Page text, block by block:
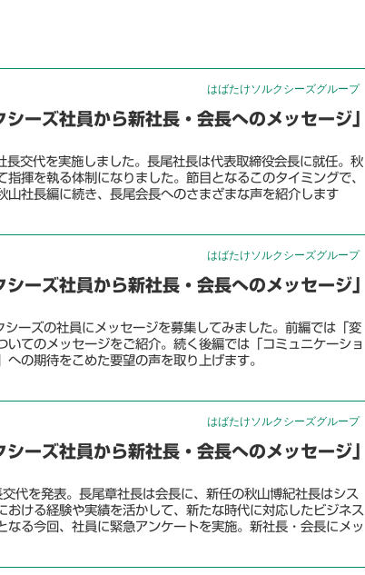
はばたけソルクシーズグループ
ーズ社員から新社長・会長へのメッセージ」
交代を実施しました。長尾社長は代表取締役会長に就任。秋
揮を執る体制になりました。節目となるこのタイミングで、
山社長編に続き、長尾会長へのさまざまな声を紹介します
はばたけソルクシーズグループ
ーズ社員から新社長・会長へのメッセージ」
ーズの社員にメッセージを募集してみました。前編では「変
いてのメッセージをご紹介。続く後編では「コミュニケーショ
の期待をこめた要望の声を取り上げます。
はばたけソルクシーズグループ
ーズ社員から新社長・会長へのメッセージ」
代を発表。長尾章社長は会長に、新任の秋山博紀社長はシス
おける経験や実績を活かして、新たな時代に対応したビジネス
なる今回、社員に緊急アンケートを実施。新社長・会長にメッ